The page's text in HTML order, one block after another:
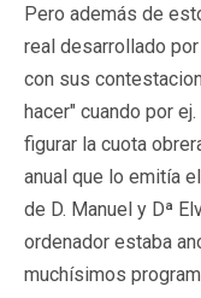
Pero además de
real desarrollado
con sus
hacer" cuando por
figurar la cuota
anual que lo emitía
de D. Manuel y Dª
ordenador estaba
muchísimos